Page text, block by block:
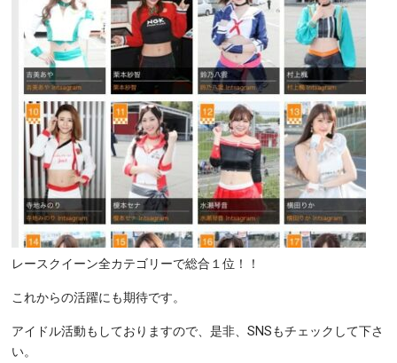
レースクイーン全カテゴリーで総合１位！！
これからの活躍にも期待です。
アイドル活動もしておりますので、是非、SNSもチェックして下さ
い。